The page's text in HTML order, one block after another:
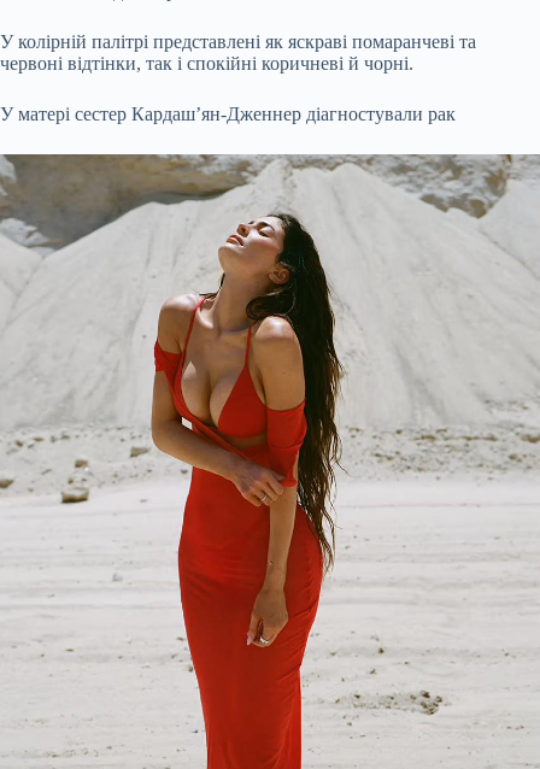
У колірній палітрі представлені як яскраві помаранчеві та
червоні відтінки, так і спокійні коричневі й чорні.
У матері сестер Кардашʼян-Дженнер діагностували рак